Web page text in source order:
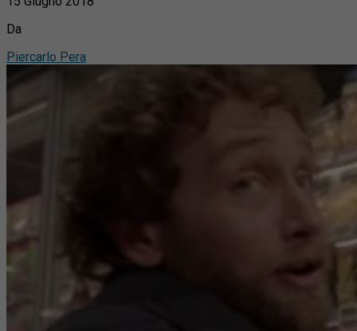
Da
Piercarlo Pera